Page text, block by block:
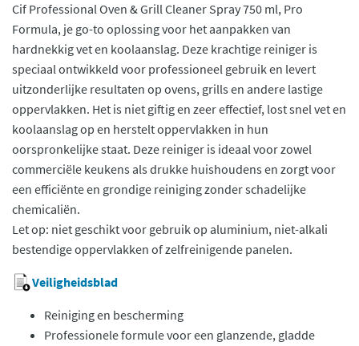
Cif Professional Oven & Grill Cleaner Spray 750 ml, Pro
Formula, je go-to oplossing voor het aanpakken van
hardnekkig vet en koolaanslag. Deze krachtige reiniger is
speciaal ontwikkeld voor professioneel gebruik en levert
uitzonderlijke resultaten op ovens, grills en andere lastige
oppervlakken. Het is niet giftig en zeer effectief, lost snel vet en
koolaanslag op en herstelt oppervlakken in hun
oorspronkelijke staat. Deze reiniger is ideaal voor zowel
commerciële keukens als drukke huishoudens en zorgt voor
een efficiënte en grondige reiniging zonder schadelijke
chemicaliën.
Let op: niet geschikt voor gebruik op aluminium, niet-alkali
bestendige oppervlakken of zelfreinigende panelen.
Veiligheidsblad
Reiniging en bescherming
Professionele formule voor een glanzende, gladde